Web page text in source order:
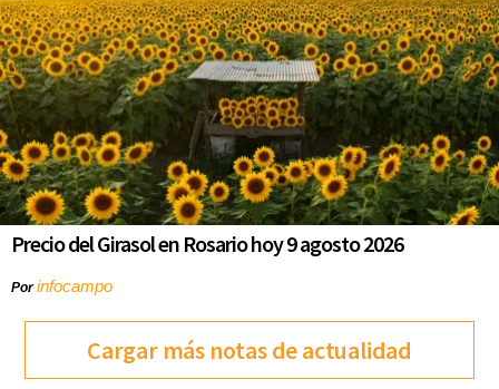
Precio del Girasol en Rosario hoy 9 agosto 2026
Porinfocampo
Cargar más notas de actualidad